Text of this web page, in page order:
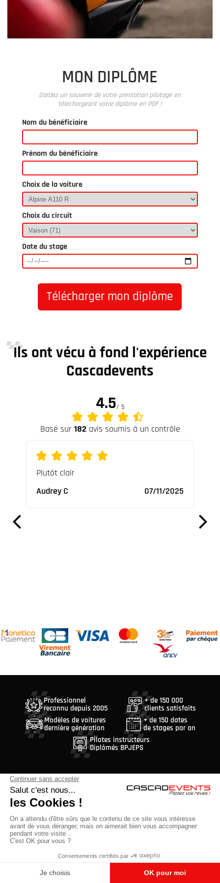
MON DIPLÔME
Gardez un souvenir de votre prestation pilotage en
téléchargeant votre diplôme en PDF !
Nom du bénéficiaire
Prénom du bénéficiaire
Choix de la voiture
Choix du circuit
Date du stage
Télécharger mon diplôme
Ils ont vécu à fond l'expérience
Cascadevents
4.5/ 5
Basé sur 182 avis soumis à un contrôle
Plutôt clair
Audrey C
07/11/2025
Professionnel
reconnu depuis 2005
+ de 150 000
clients satisfaits
Modèles de voitures
dernière génération
+ de 150 dates
de stages par an
Pilotes instructeurs
Diplômés BPJEPS
375 route de Vannes - 44800 Saint-Herblain
Du lundi au vendredi
de 10h à 13h et de 14h à 18h